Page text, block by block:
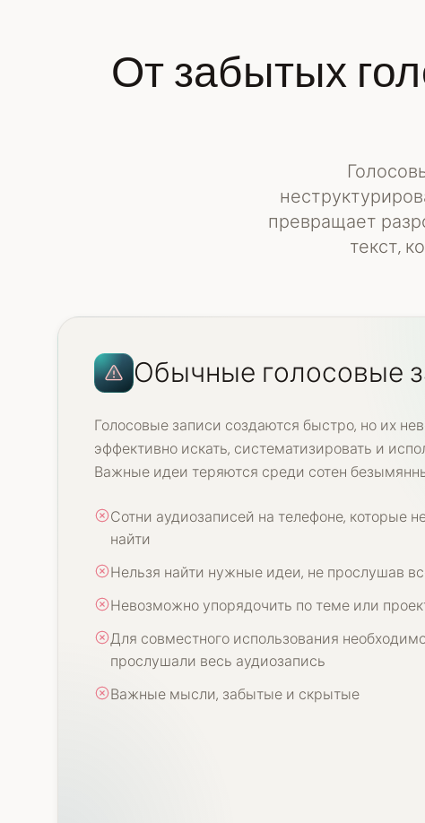
От забытых
превращает
текст,
Обычные голосовые
Голосовые записи создаются быстро, но их
эффективно искать, систематизировать и
Важные идеи теряются среди сотен
Сотни аудиозаписей на телефоне, которые
найти
Нельзя найти нужные идеи, не прослушав
Невозможно упорядочить по теме или
Для совместного использования
прослушали весь аудиозапись
Важные мысли, забытые и скрытые